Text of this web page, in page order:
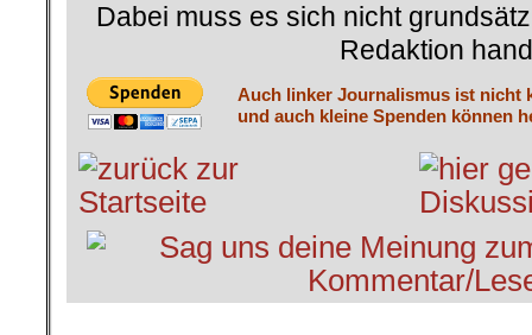
Dabei muss es sich nicht
Redaktion
Auch linker Journalismus ist nicht
und auch kleine Spenden können